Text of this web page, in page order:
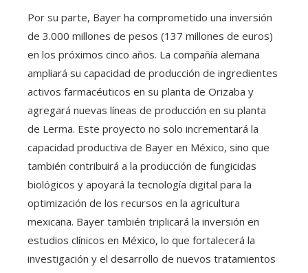
Por su parte, Bayer ha comprometido una inversión
de 3.000 millones de pesos (137 millones de euros)
en los próximos cinco años. La compañía alemana
ampliará su capacidad de producción de ingredientes
activos farmacéuticos en su planta de Orizaba y
agregará nuevas líneas de producción en su planta
de Lerma. Este proyecto no solo incrementará la
capacidad productiva de Bayer en México, sino que
también contribuirá a la producción de fungicidas
biológicos y apoyará la tecnología digital para la
optimización de los recursos en la agricultura
mexicana. Bayer también triplicará la inversión en
estudios clínicos en México, lo que fortalecerá la
investigación y el desarrollo de nuevos tratamientos